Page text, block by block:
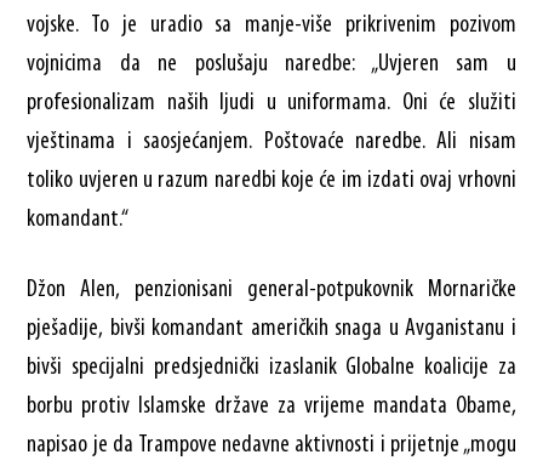
vojske. To je uradio sa manje-više prikrivenim pozivom
vojnicima da ne poslušaju naredbe: „Uvjeren sam u
profesionalizam naših ljudi u uniformama. Oni će služiti
vještinama i saosjećanjem. Poštovaće naredbe. Ali nisam
toliko uvjeren u razum naredbi koje će im izdati ovaj vrhovni
komandant.“
Džon Alen, penzionisani general-potpukovnik Mornaričke
pješadije, bivši komandant američkih snaga u Avganistanu i
bivši specijalni predsjednički izaslanik Globalne koalicije za
borbu protiv Islamske države za vrijeme mandata Obame,
napisao je da Trampove nedavne aktivnosti i prijetnje „mogu